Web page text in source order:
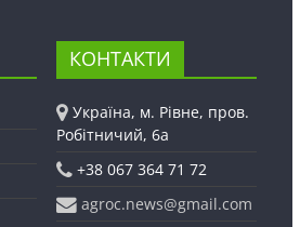
КОНТАКТИ
Україна, м. Рівне, пров.
Робітничий, 6а
+38 067 364 71 72
agroc.news@gmail.com